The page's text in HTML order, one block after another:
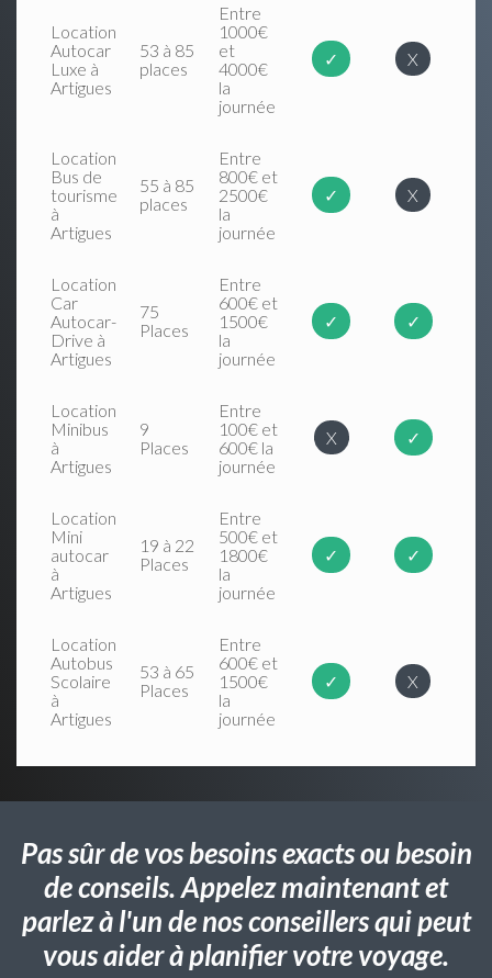
Location
Autocar
Luxe à
Artigues
53 à 85
places
Entre
1000€
et
4000€
la
journée
✓ X
Location
Bus de
tourisme
à
Artigues
55 à 85
places
Entre
800€ et
2500€
la
journée
✓ X
Location
Car
Autocar-
Drive à
Artigues
75
Places
Entre
600€ et
1500€
la
journée
✓ ✓
Location
Minibus
à
Artigues
9
Places
Entre
100€ et
600€ la
journée
X ✓
Location
Mini
autocar
à
Artigues
19 à 22
Places
Entre
500€ et
1800€
la
journée
✓ ✓
Location
Autobus
Scolaire
à
Artigues
53 à 65
Places
Entre
600€ et
1500€
la
journée
✓ X
Pas sûr de vos besoins exacts ou besoin
de conseils. Appelez maintenant et
parlez à l'un de nos conseillers qui peut
vous aider à planifier votre voyage.